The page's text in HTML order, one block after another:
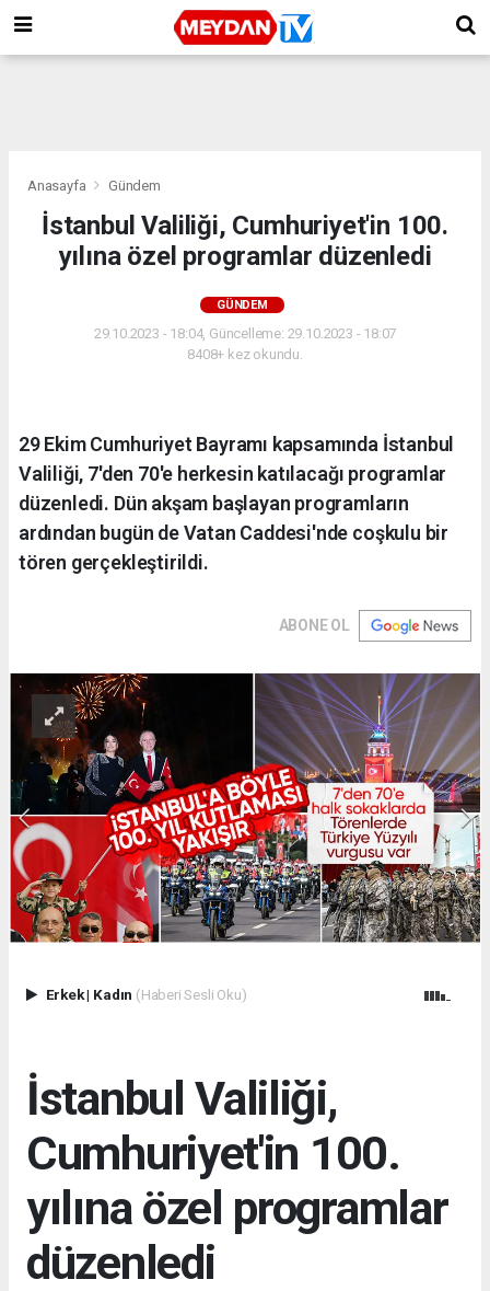
Anasayfa Gündem
İstanbul Valiliği, Cumhuriyet'in 100.
yılına özel programlar düzenledi
GÜNDEM
29.10.2023 - 18:04, Güncelleme: 29.10.2023 - 18:07
8408+ kez okundu.
29 Ekim Cumhuriyet Bayramı kapsamında İstanbul
Valiliği, 7'den 70'e herkesin katılacağı programlar
düzenledi. Dün akşam başlayan programların
ardından bugün de Vatan Caddesi'nde coşkulu bir
tören gerçekleştirildi.
ABONE OL
Erkek| Kadın (Haberi Sesli Oku)
İstanbul Valiliği,
Cumhuriyet'in 100.
yılına özel programlar
düzenledi